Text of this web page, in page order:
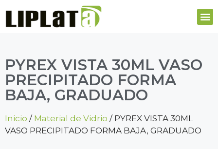
PYREX VISTA 30ML VASO
PRECIPITADO FORMA
BAJA, GRADUADO
Inicio / Material de Vidrio / PYREX VISTA 30ML
VASO PRECIPITADO FORMA BAJA, GRADUADO